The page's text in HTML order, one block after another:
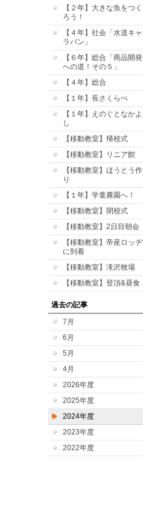
【２年】大きな魚をつく
ろう！
【４年】社会「水道キャ
ラバン」
【６年】総合「商品開発
への道！その５」
【４年】総合
【１年】長さくらべ
【１年】えのぐとなかよ
し
【移動教室】帰校式
【移動教室】リニア館
【移動教室】ほうとう作
り
【１年】学童農園へ！
【移動教室】閉校式
【移動教室】2日目朝会
【移動教室】帝産ロッヂ
に到着
【移動教室】滝沢牧場
【移動教室】登頂&昼食
過去の記事
7月
6月
5月
4月
2026年度
2025年度
2024年度
2023年度
2022年度